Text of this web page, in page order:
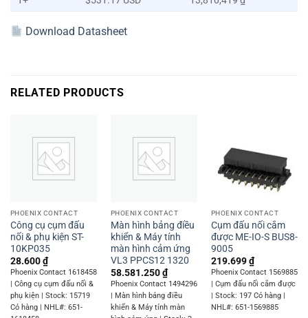
Download Datasheet
RELATED PRODUCTS
PHOENIX CONTACT
Công cụ cụm đấu
nối & phụ kiện ST-
10KP035
28.600₫
Phoenix Contact 1618458
| Công cụ cụm đấu nối &
phụ kiện | Stock: 15719
Có hàng | NHL#: 651-
PHOENIX CONTACT
Màn hình bảng điều
khiển & Máy tính
màn hình cảm ứng
VL3 PPCS12 1320
58.581.250₫
Phoenix Contact 1494296
| Màn hình bảng điều
khiển & Máy tính màn
PHOENIX CONTACT
Cụm đấu nối cắm
được ME-IO-S BUS8-
9005
219.699₫
Phoenix Contact 1569885
| Cụm đấu nối cắm được
| Stock: 197 Có hàng |
NHL#: 651-1569885